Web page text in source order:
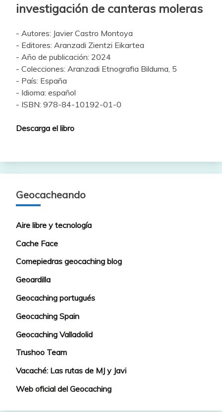
investigación de canteras moleras
- Autores: Javier Castro Montoya
- Editores: Aranzadi Zientzi Eikartea
- Año de publicación: 2024
- Colecciones: Aranzadi Etnografia Bilduma, 5
- País: España
- Idioma: español
- ISBN: 978-84-10192-01-0
Descarga el libro
Geocacheando
Aire libre y tecnología
Cache Face
Comepiedras geocaching blog
Geoardilla
Geocaching portugués
Geocaching Spain
Geocaching Valladolid
Trushoo Team
Vacaché: Las rutas de MJ y Javi
Web oficial del Geocaching